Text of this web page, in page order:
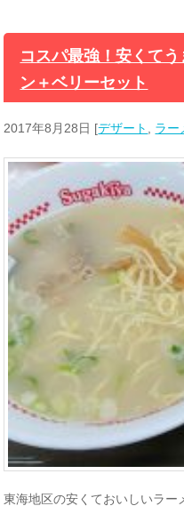
コスパ最強！安くて
ン＋ベリーセット
2017年8月28日 [デザート ラー
東海地区の安くておいしいラ